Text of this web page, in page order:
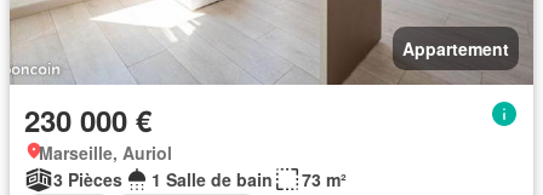
Appartement
230 000 €
Marseille, Auriol
3 Pièces
1 Salle de bain
73 m²